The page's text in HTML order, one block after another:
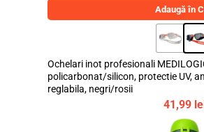
Adaugă în
Ochelari inot profesionali
policarbonat/silicon, protectie UV,
reglabila, negri/rosii
41,99